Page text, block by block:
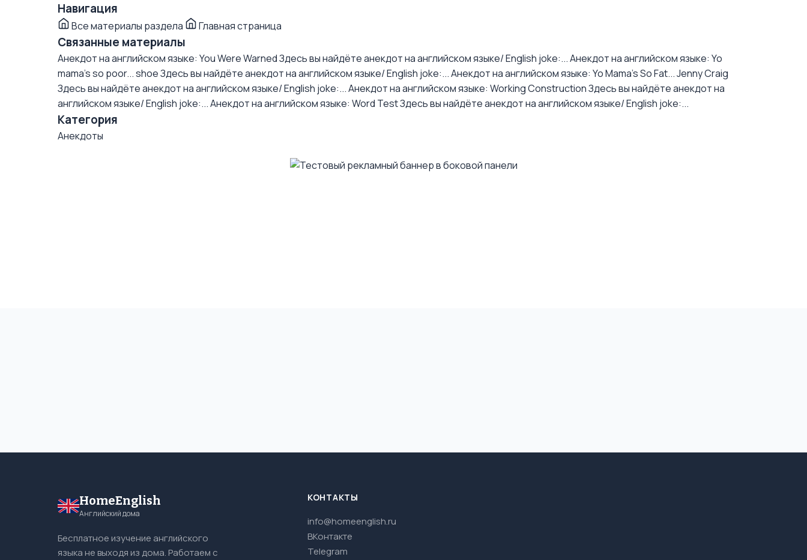
Навигация
Все материалы раздела Главная страница
Связанные материалы
Анекдот на английском языке: You Were WarnedЗдесь вы найдёте анекдот на английском языке/ English joke:...Анекдот на английском языке: Yo
mama's so poor... shoeЗдесь вы найдёте анекдот на английском языке/ English joke:...Анекдот на английском языке: Yo Mama's So Fat... Jenny Craig
Здесь вы найдёте анекдот на английском языке/ English joke:...Анекдот на английском языке: Working ConstructionЗдесь вы найдёте анекдот на
английском языке/ English joke:...Анекдот на английском языке: Word TestЗдесь вы найдёте анекдот на английском языке/ English joke:...
Категория
Анекдоты
HomeEnglish
Английский дома
Бесплатное изучение английского
языка не выходя из дома. Работаем с
КОНТАКТЫ
info@homeenglish.ru
ВКонтакте
Telegram